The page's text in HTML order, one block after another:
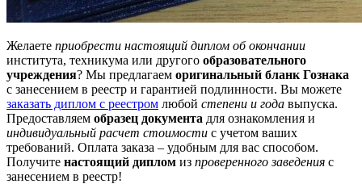
Желаете приобрести настоящий диплом об окончании
института, техникума или другого образовательного
учреждения? Мы предлагаем оригинальный бланк Гознака
с занесением в реестр и гарантией подлинности. Вы можете
заказать диплом с реестром любой степени и года выпуска.
Предоставляем образец документа для ознакомления и
индивидуальный расчет стоимости с учетом ваших
требований. Оплата заказа – удобным для вас способом.
Получите настоящий диплом из проверенного заведения с
занесением в реестр!